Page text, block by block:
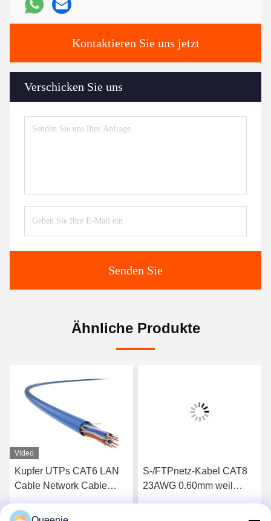
Kontaktieren Sie uns jetzt
Verschicken Sie uns
Senden Sie
Ähnliche Produkte
Video
Kupfer UTPs CAT6 LAN
Cable Network Cable
S-/FTPnetz-Kabel CAT8
23AWG 0.60mm weil